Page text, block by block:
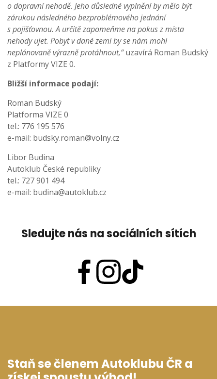
o dopravní nehodě. Jeho důsledné vyplnění by mělo být
zárukou následného bezproblémového jednání
s pojišťovnou. A určitě zapomeňme na pokus z místa
nehody ujet. Pobyt v dané zemi by se nám mohl
neplánovaně výrazně protáhnout,“uzavírá Roman Budský
z Platformy VIZE 0.
Bližší informace podají:
Roman Budský
Platforma VIZE 0
tel.: 776 195 576
e-mail: budsky.roman@volny.cz
Libor Budina
Autoklub České republiky
tel.: 727 901 494
e-mail: budina@autoklub.cz
Sledujte nás na sociálních sítích
Staň se členem Autoklubu ČR a